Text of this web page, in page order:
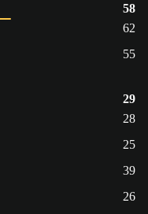
58
62
55
29
28
25
39
26